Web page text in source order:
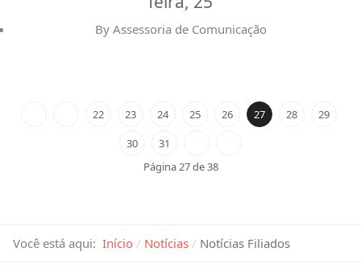
By Assessoria de Comunicação
22 23 24 25 26 27 28
29
30
31
Página 27 de 38
Você está aqui: Início Notícias Notícias Filiados